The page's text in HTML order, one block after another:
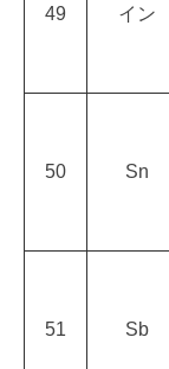
49 イン
50 Sn
51 Sb